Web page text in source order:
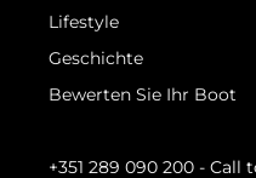
Lifestyle
Geschichte
Bewerten Sie Ihr Boot
+351 289 090 200 - Call